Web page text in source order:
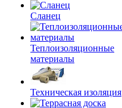
Сланец
Теплоизоляционные
материалы
Техническая изоляция